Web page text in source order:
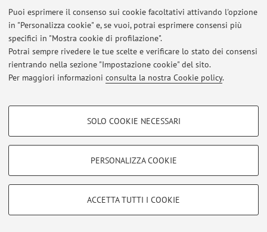
Puoi esprimere il consenso sui cookie facoltativi attivando l'opzione
in "Personalizza cookie" e, se vuoi, potrai esprimere consensi più
specifici in "Mostra cookie di profilazione".
Potrai sempre rivedere le tue scelte e verificare lo stato dei consensi
rientrando nella sezione "Impostazione cookie" del sito.
Per maggiori informazioni consulta la nostra Cookie policy.
COOKIE DI PROFILAZIONE - FACOLTATIVI
COOKIE TECNICI - NECESSARI
Si tratta di cookie tecnici utilizzati, a titolo esemplificativo, per il corretto
SOLO COOKIE NECESSARI
PERSONALIZZA COOKIE
ACCETTA TUTTI I COOKIE
Area riservata
Accedi tramite login per gestire tutti i contenuti del sito.
© 2026 - ALMA MATER STUDIORUM - Università di Bologna - Via
Zamboni, 33 - 40126 Bologna - Partita IVA: 01131710376
Privacy|Note legali|Impostazioni Cookie